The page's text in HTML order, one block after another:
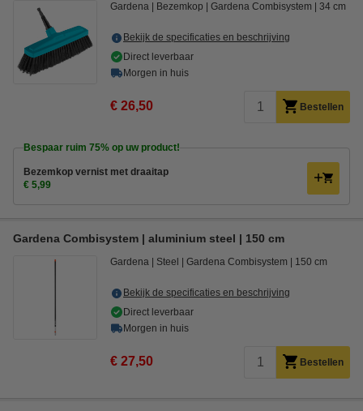
Gardena Bezemkop Gardena Combisystem 34 cm
Bekijk de specificaties en beschrijving
Direct leverbaar
Morgen in huis
€ 26,50 Bestellen
Bespaar ruim 75% op uw product!
Bezemkop vernist met draaitap
€ 5,99
Gardena Combisystem | aluminium steel | 150 cm
Gardena Steel Gardena Combisystem 150 cm
Bekijk de specificaties en beschrijving
Direct leverbaar
Morgen in huis
€ 27,50 Bestellen